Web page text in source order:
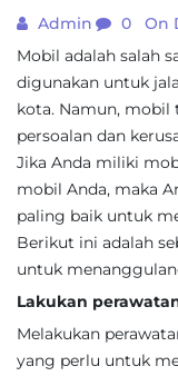
Admin 0
On
Mobil adalah salah
digunakan untuk
kota. Namun, mobil
persoalan dan
Jika Anda miliki
mobil Anda, maka
paling baik untuk
Berikut ini adalah
untuk
Lakukan
Melakukan
yang perlu untuk